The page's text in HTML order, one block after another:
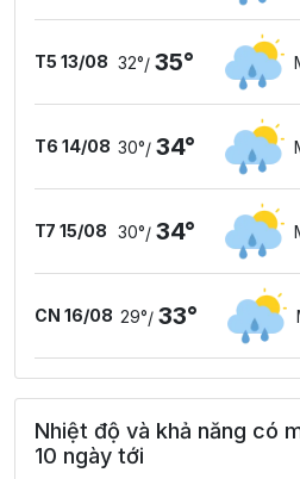
T5 13/08 32°/ 35°
T6 14/08 30°/ 34°
T7 15/08 30°/ 34°
CN 16/08 29°/ 33°
Nhiệt độ và khả năng có
10 ngày tới